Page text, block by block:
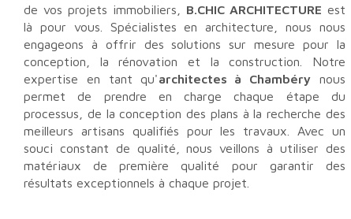
de vos projets immobiliers, B.CHIC ARCHITECTURE est
là pour vous. Spécialistes en architecture, nous nous
engageons à offrir des solutions sur mesure pour la
conception, la rénovation et la construction. Notre
expertise en tant qu'architectes à Chambéry nous
permet de prendre en charge chaque étape du
processus, de la conception des plans à la recherche des
meilleurs artisans qualifiés pour les travaux. Avec un
souci constant de qualité, nous veillons à utiliser des
matériaux de première qualité pour garantir des
résultats exceptionnels à chaque projet.